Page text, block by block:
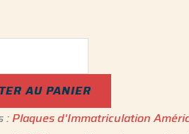
AU PANIER
:Plaques d'Immatriculation